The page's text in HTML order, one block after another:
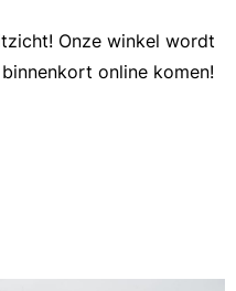
Onze winkel wordt
online komen!